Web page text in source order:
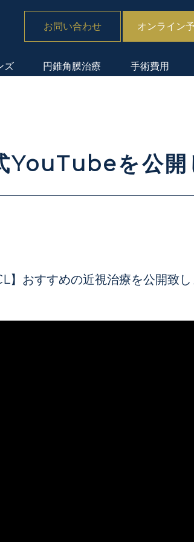
お問い合わせ オンライン
ズ 円錐角膜治療 手術費用
YouTubeを公開
】おすすめの近視治療を公開致し